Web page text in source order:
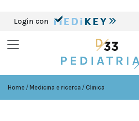
Login con
Home Medicina e ricerca Clinica